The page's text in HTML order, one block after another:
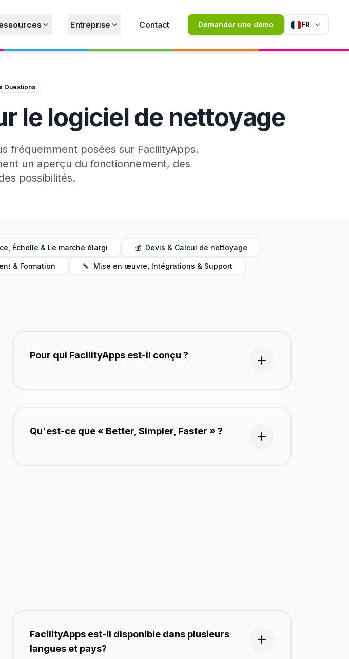
Entreprise Contact Demander une démo FR
Questions
le logiciel de nettoyage
fréquemment posées sur FacilityApps.
un aperçu du fonctionnement, des
possibilités.
contrôle qualité et les rapports. Plus de 500+ entreprises de nettoyage l'utilisent au
Échelle & Le marché élargi 💰 Devis & Calcul de nettoyage
& Formation 🔧 Mise en œuvre, Intégrations & Support
Pour qui FacilityApps est-il conçu ?
Qu'est-ce que « Better, Simpler, Faster » ?
FacilityApps est-il disponible dans plusieurs
langues et pays?